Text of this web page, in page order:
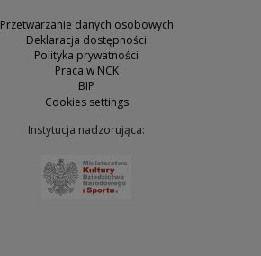
Przetwarzanie danych osobowych
Deklaracja dostępności
Polityka prywatności
Praca w NCK
BIP
Cookies settings
Instytucja nadzorująca: